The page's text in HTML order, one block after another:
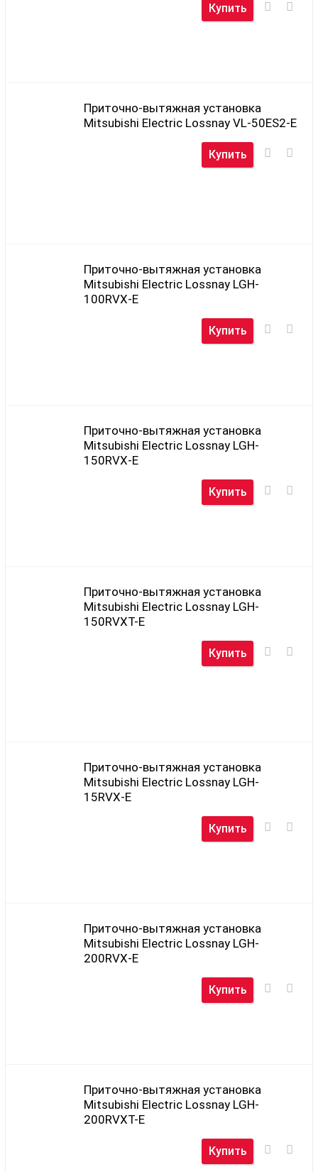
Купить
Приточно-вытяжная установка
Mitsubishi Electric Lossnay VL-50ES2-E
Купить
Приточно-вытяжная установка
Mitsubishi Electric Lossnay LGH-
100RVX-E
Купить
Приточно-вытяжная установка
Mitsubishi Electric Lossnay LGH-
150RVX-E
Купить
Приточно-вытяжная установка
Mitsubishi Electric Lossnay LGH-
150RVXT-E
Купить
Приточно-вытяжная установка
Mitsubishi Electric Lossnay LGH-
15RVX-E
Купить
Приточно-вытяжная установка
Mitsubishi Electric Lossnay LGH-
200RVX-E
Купить
Приточно-вытяжная установка
Mitsubishi Electric Lossnay LGH-
200RVXT-E
Купить